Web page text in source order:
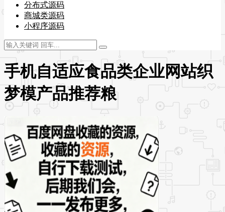
分布式源码
商城类源码
小程序源码
手机自适应食品类企业网站织
梦模产品推荐粮